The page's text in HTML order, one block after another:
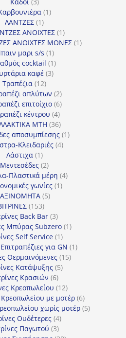
προϊόντα
11
ΛΑΝΤΖΕΣ 11
προϊόν
ΑΝΟΙΧΤΕΣ 11
προϊόν
ΑΝΟΙΧΤΕΣ ΜΟΝΕΣ 11
μαρι s/s 11
προϊόν
cocktail 11
καφέ 33
Τραπέζια 1212
προϊόντα
απλύτων 22
προϊόντα
επιτοίχιο 66
προϊόντα
κέντρου 44
προϊόντα
MTH 3636
προϊόντα
αποσυμπίεσης 11
Κλειδαριές 44
Λάστιχα 11
προϊόν
Μεντεσέδες 22
προϊόντα
Πλαστικά μέρη 44
γωνίες 11
55
153153
προϊόντα
Back Bar 33
προϊόντα
Mπύρας Subzero 11
Self Service 11
προϊόν
για GN 11
Θερμαινόμενες 1515
Κατάψυξης 55
Κρασιών 66
προϊόντα
Κρεοπωλείου 1212
προϊόντα
Κρεοπωλείου με μοτέρ 66
προϊόντα
χωρίς μοτέρ 55
Ουδέτερες 44
προϊόντα
Παγωτού 33